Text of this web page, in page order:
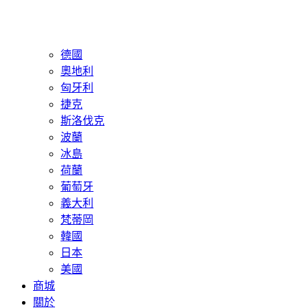
德國
奧地利
匈牙利
捷克
斯洛伐克
波蘭
冰島
荷蘭
葡萄牙
義大利
梵蒂岡
韓國
日本
美國
商城
關於